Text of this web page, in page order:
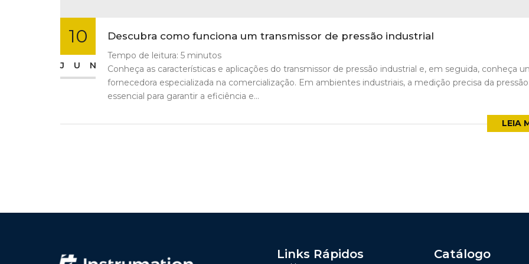
10
JUN
Descubra como funciona um transmissor de pressão industrial
Tempo de leitura: 5 minutos
Conheça as características e aplicações do transmissor de pressão industrial e, em seguida, conheça
fornecedora especializada na comercialização. Em ambientes industriais, a medição precisa da
essencial para garantir a eficiência e...
LEIA
Links Rápidos Catálogo